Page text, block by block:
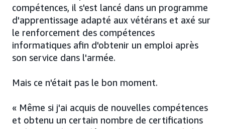
compétences, il s'est lancé dans un programme
d'apprentissage adapté aux vétérans et axé sur
le renforcement des compétences
informatiques afin d'obtenir un emploi après
son service dans l'armée.
Mais ce n'était pas le bon moment.
« Même si j'ai acquis de nouvelles compétences
et obtenu un certain nombre de certifications